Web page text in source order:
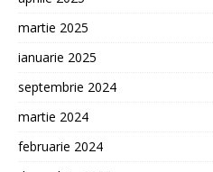
martie 2025
ianuarie 2025
septembrie 2024
martie 2024
februarie 2024